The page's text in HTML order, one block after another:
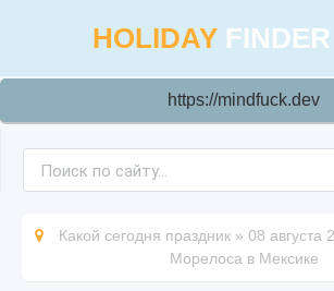
HOLIDAY FINDER
https://mindfuck.dev
Какой сегодня праздник » 08 августа
Морелоса в Мексике